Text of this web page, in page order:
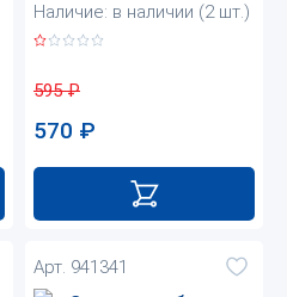
Наличие: в наличии (2 шт.)
595₽
570 ₽
Арт. 941341